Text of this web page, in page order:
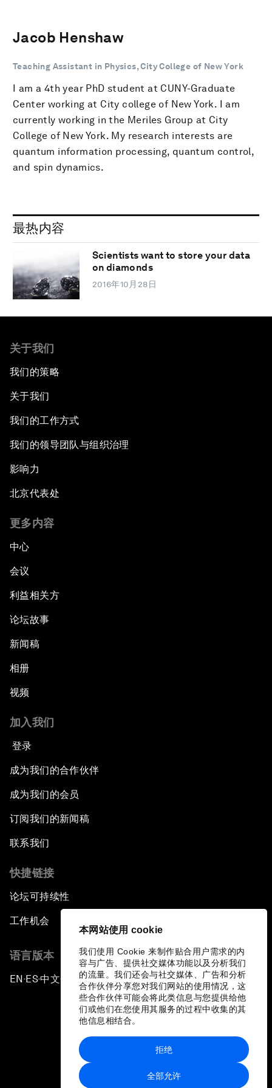
本网站使用 cookie
我们使用 Cookie 来制作贴合用户需求的内
容与广告、提供社交媒体功能以及分析我们
的流量。我们还会与社交媒体、广告和分析
合作伙伴分享您对我们网站的使用情况，这
些合作伙伴可能会将此类信息与您提供给他
们或他们在您使用其服务的过程中收集的其
他信息相结合。
全部允许
拒绝
Jacob Henshaw
Teaching Assistant in Physics, City College of New York
I am a 4th year PhD student at CUNY-Graduate
Center working at City college of New York. I am
currently working in the Meriles Group at City
College of New York. My research interests are
quantum information processing, quantum control,
and spin dynamics.
最热内容
Scientists want to store your data
on diamonds
2016年10月28日
关于我们
我们的策略
关于我们
我们的工作方式
我们的领导团队与组织治理
影响力
北京代表处
更多内容
中心
会议
利益相关方
论坛故事
新闻稿
相册
视频
加入我们
登录
成为我们的合作伙伴
成为我们的会员
订阅我们的新闻稿
联系我们
快捷链接
论坛可持续性
工作机会
语言版本
EN ▪ES▪中文▪ 日本語
站点地图